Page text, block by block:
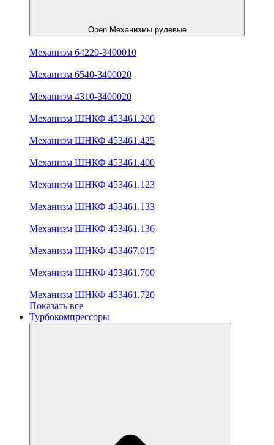
Open Механизмы рулевые
Механизм 64229-3400010
Механизм 6540-3400020
Механизм 4310-3400020
Механизм ШНКФ 453461.200
Механизм ШНКФ 453461.425
Механизм ШНКФ 453461.400
Механизм ШНКФ 453461.123
Механизм ШНКФ 453461.133
Механизм ШНКФ 453461.136
Механизм ШНКФ 453467.015
Механизм ШНКФ 453461.700
Механизм ШНКФ 453461.720
Показать все
Турбокомпрессоры